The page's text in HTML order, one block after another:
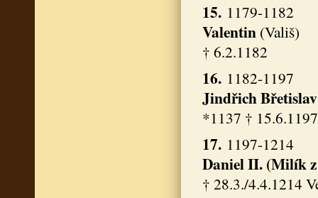
15.1179-1182
Valentin (Vališ)
† 6.2.1182
16.1182-1197
Jindřich
*1137 †
17.1197-1214
Daniel II. (Milík
† 28.3./4.4.1214